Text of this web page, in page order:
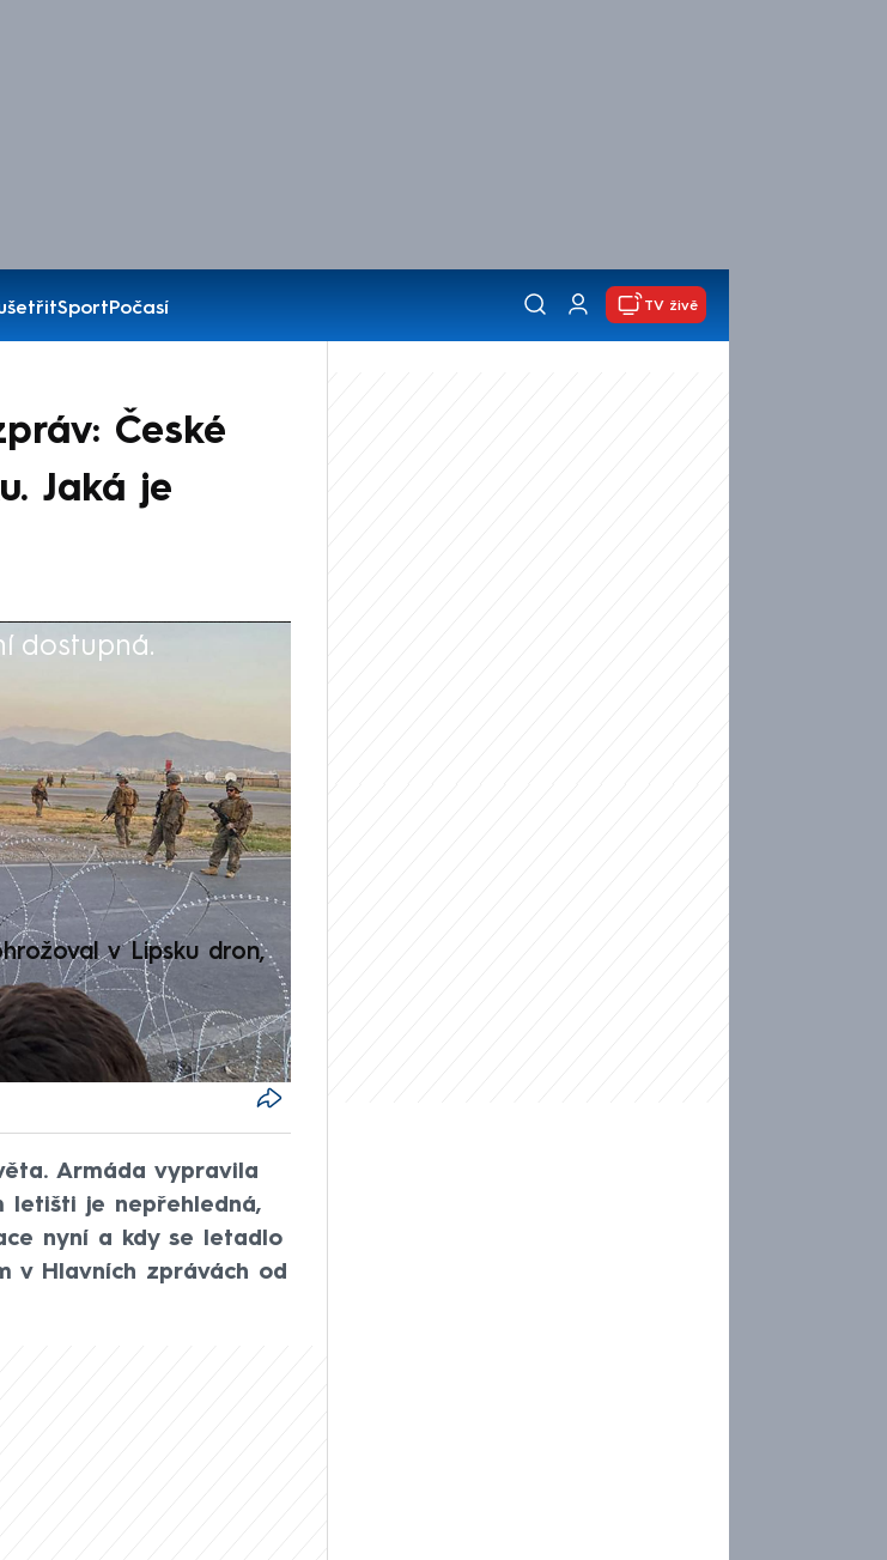
SportPočasí
TV živě
České
Jaká je
dostupná.
v Lipsku dron,
Armáda vypravila
letišti je nepřehledná,
nyní a kdy se letadlo
v Hlavních zprávách od